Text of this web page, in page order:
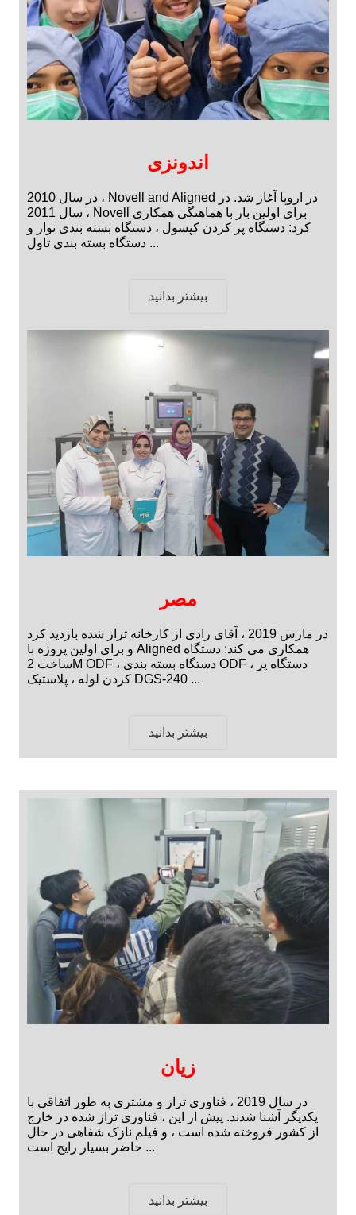
اندونزی
در سال 2010 ، Novell and Aligned در اروپا آغاز شد. در
سال 2011 ، Novell برای اولین بار با هماهنگی همکاری
کرد: دستگاه پر کردن کپسول ، دستگاه بسته بندی نوار و
دستگاه بسته بندی تاول ...
بیشتر بدانید
مصر
در مارس 2019 ، آقای رادی از کارخانه تراز شده بازدید کرد
و برای اولین پروژه با Aligned همکاری می کند: دستگاه
ساخت 2M ODF ، دستگاه بسته بندی ODF ، دستگاه پر
کردن لوله ، پلاستیک DGS-240 ...
بیشتر بدانید
زیان
در سال 2019 ، فناوری تراز و مشتری به طور اتفاقی با
یکدیگر آشنا شدند. پیش از این ، فناوری تراز شده در خارج
از کشور فروخته شده است ، و فیلم نازک شفاهی در حال
حاضر بسیار رایج است ...
بیشتر بدانید